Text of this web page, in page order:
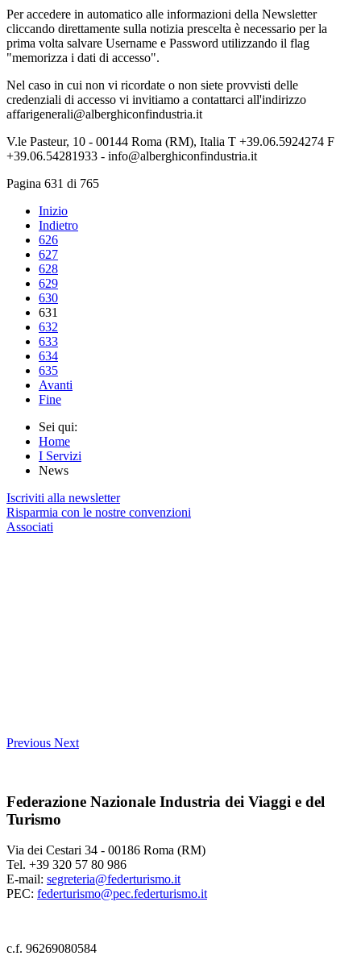
Per accedere in automatico alle informazioni della Newsletter
cliccando direttamente sulla notizia prescelta è necessario per la
prima volta salvare Username e Password utilizzando il flag
"memorizza i dati di accesso".
Nel caso in cui non vi ricordate o non siete provvisti delle
credenziali di accesso vi invitiamo a contattarci all'indirizzo
affarigenerali@alberghiconfindustria.it
V.le Pasteur, 10 - 00144 Roma (RM), Italia T +39.06.5924274 F
+39.06.54281933 - info@alberghiconfindustria.it
Pagina 631 di 765
Inizio
Indietro
626
627
628
629
630
631
632
633
634
635
Avanti
Fine
Sei qui:
Home
I Servizi
News
Iscriviti alla newsletter
Risparmia con le nostre convenzioni
Associati
Previous Next
Federazione Nazionale Industria dei Viaggi e del
Turismo
Via dei Cestari 34 - 00186 Roma (RM)
Tel. +39 320 57 80 986
E-mail: segreteria@federturismo.it
PEC: federturismo@pec.federturismo.it
c.f. 96269080584